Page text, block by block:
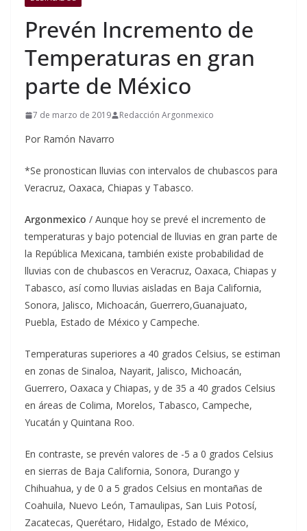
Prevén Incremento de
Temperaturas en gran
parte de México
7 de marzo de 2019 Redacción Argonmexico
Por Ramón Navarro
*Se pronostican lluvias con intervalos de chubascos para
Veracruz, Oaxaca, Chiapas y Tabasco.
Argonmexico / Aunque hoy se prevé el incremento de
temperaturas y bajo potencial de lluvias en gran parte de
la República Mexicana, también existe probabilidad de
lluvias con de chubascos en Veracruz, Oaxaca, Chiapas y
Tabasco, así como lluvias aisladas en Baja California,
Sonora, Jalisco, Michoacán, Guerrero,Guanajuato,
Puebla, Estado de México y Campeche.
Temperaturas superiores a 40 grados Celsius, se estiman
en zonas de Sinaloa, Nayarit, Jalisco, Michoacán,
Guerrero, Oaxaca y Chiapas, y de 35 a 40 grados Celsius
en áreas de Colima, Morelos, Tabasco, Campeche,
Yucatán y Quintana Roo.
En contraste, se prevén valores de -5 a 0 grados Celsius
en sierras de Baja California, Sonora, Durango y
Chihuahua, y de 0 a 5 grados Celsius en montañas de
Coahuila, Nuevo León, Tamaulipas, San Luis Potosí,
Zacatecas, Querétaro, Hidalgo, Estado de México,